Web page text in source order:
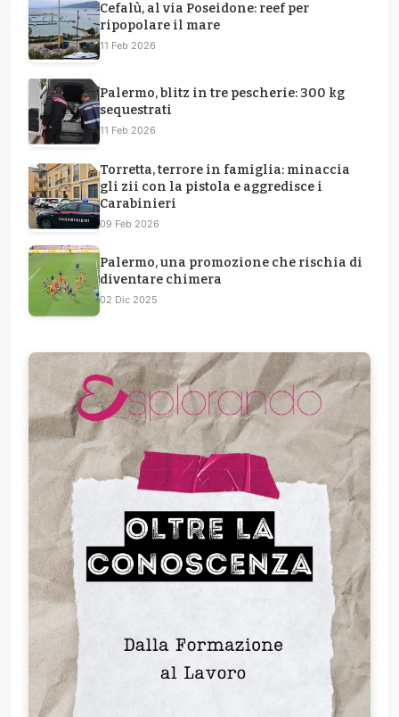
Cefalù, al via Poseidone: reef per
ripopolare il mare
11 Feb 2026
Palermo, blitz in tre pescherie: 300 kg
sequestrati
11 Feb 2026
Torretta, terrore in famiglia: minaccia
gli zii con la pistola e aggredisce i
Carabinieri
09 Feb 2026
Palermo, una promozione che rischia di
diventare chimera
02 Dic 2025